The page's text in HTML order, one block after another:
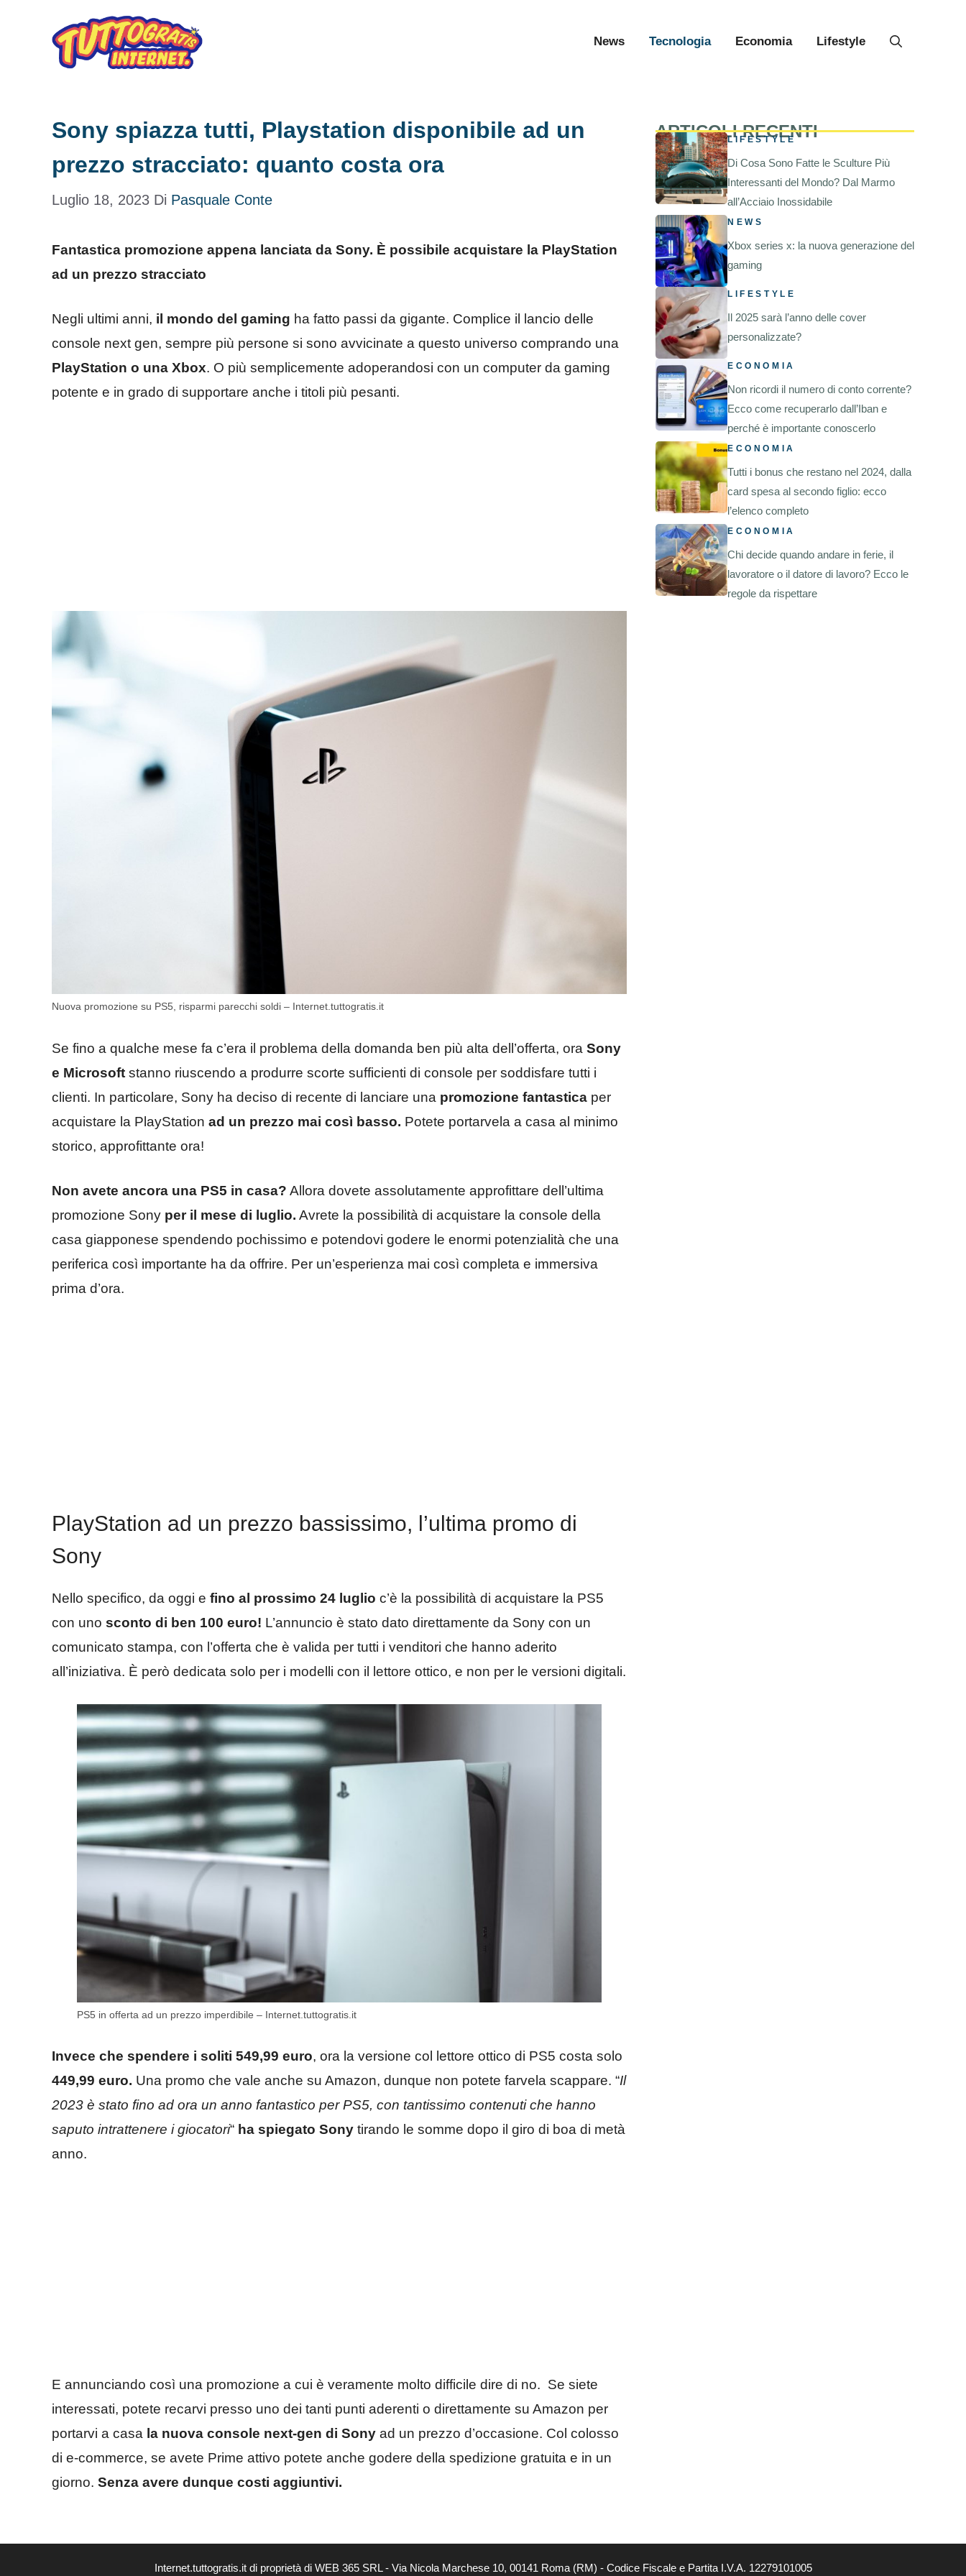
contenuto
News Tecnologia Economia Lifestyle
Sony spiazza tutti, Playstation disponibile ad un
prezzo stracciato: quanto costa ora
Luglio 18, 2023 Di Pasquale Conte
Fantastica promozione appena lanciata da Sony. È possibile acquistare la PlayStation
ad un prezzo stracciato
Negli ultimi anni, il mondo del gaming ha fatto passi da gigante. Complice il lancio delle
console next gen, sempre più persone si sono avvicinate a questo universo comprando una
PlayStation o una Xbox. O più semplicemente adoperandosi con un computer da gaming
potente e in grado di supportare anche i titoli più pesanti.
Nuova promozione su PS5, risparmi parecchi soldi – Internet.tuttogratis.it
Se fino a qualche mese fa c’era il problema della domanda ben più alta dell’offerta, ora Sony
e Microsoft stanno riuscendo a produrre scorte sufficienti di console per soddisfare tutti i
clienti. In particolare, Sony ha deciso di recente di lanciare una promozione fantastica per
acquistare la PlayStation ad un prezzo mai così basso. Potete portarvela a casa al minimo
storico, approfittante ora!
Non avete ancora una PS5 in casa? Allora dovete assolutamente approfittare dell’ultima
promozione Sony per il mese di luglio. Avrete la possibilità di acquistare la console della
casa giapponese spendendo pochissimo e potendovi godere le enormi potenzialità che una
periferica così importante ha da offrire. Per un’esperienza mai così completa e immersiva
prima d’ora.
PlayStation ad un prezzo bassissimo, l’ultima promo di
Sony
Nello specifico, da oggi e fino al prossimo 24 luglio c’è la possibilità di acquistare la PS5
con uno sconto di ben 100 euro! L’annuncio è stato dato direttamente da Sony con un
comunicato stampa, con l’offerta che è valida per tutti i venditori che hanno aderito
all’iniziativa. È però dedicata solo per i modelli con il lettore ottico, e non per le versioni digitali.
PS5 in offerta ad un prezzo imperdibile – Internet.tuttogratis.it
Invece che spendere i soliti 549,99 euro, ora la versione col lettore ottico di PS5 costa solo
449,99 euro. Una promo che vale anche su Amazon, dunque non potete farvela scappare. “Il
2023 è stato fino ad ora un anno fantastico per PS5, con tantissimo contenuti che hanno
saputo intrattenere i giocatori“ ha spiegato Sony tirando le somme dopo il giro di boa di metà
anno.
E annunciando così una promozione a cui è veramente molto difficile dire di no. Se siete
interessati, potete recarvi presso uno dei tanti punti aderenti o direttamente su Amazon per
portarvi a casa la nuova console next-gen di Sony ad un prezzo d’occasione. Col colosso
di e-commerce, se avete Prime attivo potete anche godere della spedizione gratuita e in un
giorno. Senza avere dunque costi aggiuntivi.
ARTICOLI RECENTI
LIFESTYLE
Di Cosa Sono Fatte le Sculture Più
Interessanti del Mondo? Dal Marmo
all’Acciaio Inossidabile
NEWS
Xbox series x: la nuova generazione del
gaming
LIFESTYLE
Il 2025 sarà l’anno delle cover
personalizzate?
ECONOMIA
Non ricordi il numero di conto corrente?
Ecco come recuperarlo dall’Iban e
perché è importante conoscerlo
ECONOMIA
Tutti i bonus che restano nel 2024, dalla
card spesa al secondo figlio: ecco
l’elenco completo
ECONOMIA
Chi decide quando andare in ferie, il
lavoratore o il datore di lavoro? Ecco le
regole da rispettare
Internet.tuttogratis.it di proprietà di WEB 365 SRL - Via Nicola Marchese 10, 00141 Roma (RM) - Codice Fiscale e Partita I.V.A. 12279101005